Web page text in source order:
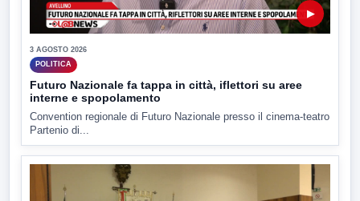
▶
3 AGOSTO 2026
POLITICA
Futuro Nazionale fa tappa in città, iflettori su aree
interne e spopolamento
Convention regionale di Futuro Nazionale presso il cinema-teatro
Partenio di...